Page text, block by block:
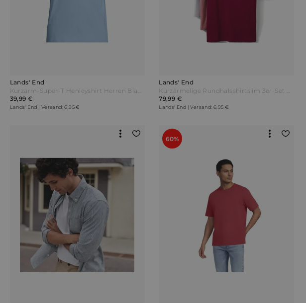
Lands' End
Kurzarm-Super-T Henleyshirt Herren Blau by Lands' End
39,99 €
Lands' End | Versand: 6,95 €
Lands' End
Kurzärmelige Rundhalsshirts im 3er-Set Herren Sonstige by Lands' End
79,99 €
Lands' End | Versand: 6,95 €
60%